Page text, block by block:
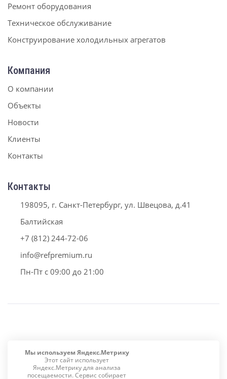
Ремонт оборудования
Техническое обслуживание
Конструирование холодильных агрегатов
Компания
О компании
Объекты
Новости
Клиенты
Контакты
Контакты
198095, г. Санкт-Петербург, ул. Швецова, д.41
Балтийская
+7 (812) 244-72-06
info@refpremium.ru
Пн-Пт с 09:00 до 21:00
2026 © ООО «РефПремиум СПб»
Холодильное оборудование для оснащения складов,
Мы используем Яндекс.Метрику
Этот сайт использует
Яндекс.Метрику для анализа
посещаемости. Сервис собирает